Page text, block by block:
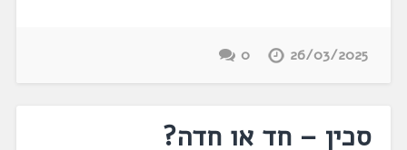
26/03/2025
0
סכין – חד או חדה?